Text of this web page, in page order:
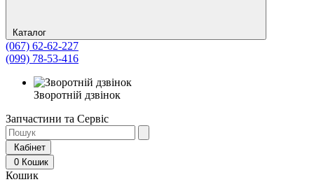
Каталог
(067) 62-62-227
(099) 78-53-416
Зворотній дзвінок
Запчастини та Сервіс
Кабінет
0 Кошик
Кошик